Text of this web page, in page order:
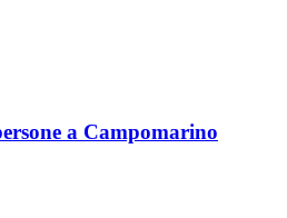
a Campomarino